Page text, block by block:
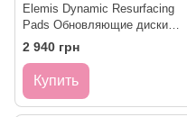
Elemis Dynamic Resurfacing
Pads Обновляющие диски
для лица Дайнемик Anti-age
2 940 грн
Купить